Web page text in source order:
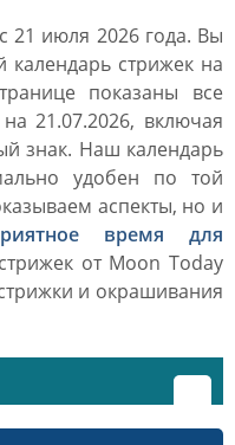
21 июля 2026 года. Вы
стрижек на
показаны все
21.07.2026, включая
знак. Наш календарь
удобен по той
аспекты, но и
время для
от Moon Today
и окрашивания